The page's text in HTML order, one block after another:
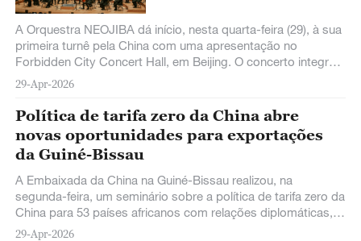
A Orquestra NEOJIBA dá início, nesta quarta-feira (29), à sua
primeira turnê pela China com uma apresentação no
Forbidden City Concert Hall, em Beijing. O concerto integra a
programação oficial do
29-Apr-2026
Política de tarifa zero da China abre
novas oportunidades para exportações
da Guiné-Bissau
A Embaixada da China na Guiné-Bissau realizou, na
segunda-feira, um seminário sobre a política de tarifa zero da
China para 53 países africanos com relações diplomáticas,
atraindo mais de 70 empresas locais e chinesas.
29-Apr-2026